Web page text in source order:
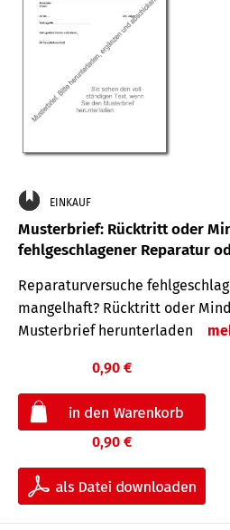
EINKAUF
Musterbrief: Rücktritt oder
fehlgeschlagener Reparatur
Reparaturversuche
mangelhaft? Rücktritt oder
Musterbrief herunterladen
0,90 €
0,90 €